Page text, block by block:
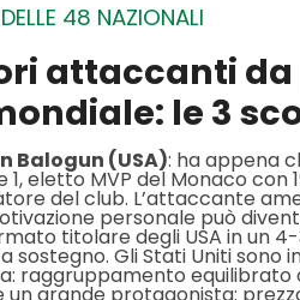
48 NAZIONALI
attaccanti da
le 3
Balogun (USA): ha appena
1, eletto MVP del Monaco
del club. L’attaccante
personale può
titolare degli USA in un
sostegno. Gli Stati Uniti sono
raggruppamento
un grande protagonista: